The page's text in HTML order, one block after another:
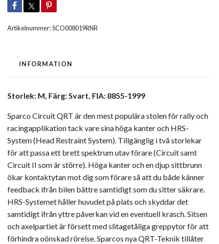
Artikelnummer:SCO008019RNR
INFORMATION
Storlek: M, Färg: Svart, FIA: 8855-1999
Sparco Circuit QRT är den mest populära stolen för rally och
racingapplikation tack vare sina höga kanter och HRS-
System (Head Restraint System). Tillgänglig i två storlekar
för att passa ett brett spektrum utav förare (Circuit samt
Circuit II som är större). Höga kanter och en djup sittbrunn
ökar kontaktytan mot dig som förare så att du både känner
feedback ifrån bilen bättre samtidigt som du sitter säkrare.
HRS-Systemet håller huvudet på plats och skyddar det
samtidigt ifrån yttre påverkan vid en eventuell krasch. Sitsen
och axelpartiet är försett med slitagetåliga greppytor för att
förhindra oönskad rörelse. Sparcos nya QRT-Teknik tillåter